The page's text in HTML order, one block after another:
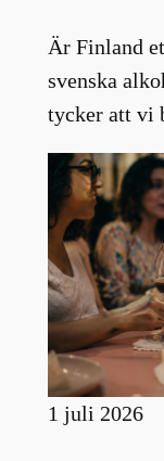
Är Finland
svenska
tycker att vi
1 juli 2026